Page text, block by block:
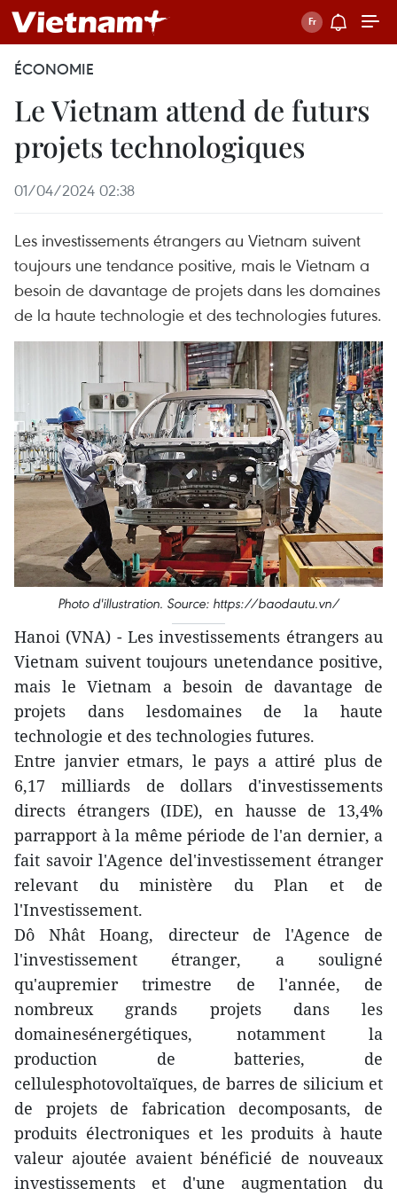
ÉCONOMIE
Le Vietnam attend de futurs
projets technologiques
01/04/2024 02:38
Les investissements étrangers au Vietnam suivent
toujours une tendance positive, mais le Vietnam a
besoin de davantage de projets dans les domaines
de la haute technologie et des technologies futures.
Photo d'illustration. Source: https://baodautu.vn/
Hanoi (VNA) - Les investissements étrangers au
Vietnam suivent toujours unetendance positive,
mais le Vietnam a besoin de davantage de
projets dans lesdomaines de la haute
technologie et des technologies futures.
Entre janvier etmars, le pays a attiré plus de
6,17 milliards de dollars d'investissements
directs étrangers (IDE), en hausse de 13,4%
parrapport à la même période de l'an dernier, a
fait savoir l'Agence del'investissement étranger
relevant du ministère du Plan et de
l'Investissement.
Dô Nhât Hoang, directeur de l'Agence de
l'investissement étranger, a souligné
qu'aupremier trimestre de l'année, de
nombreux grands projets dans les
domainesénergétiques, notamment la
production de batteries, de
cellulesphotovoltaïques, de barres de silicium et
de projets de fabrication decomposants, de
produits électroniques et les produits à haute
valeur ajoutée avaient bénéficié de nouveaux
investissements et d'une augmentation du